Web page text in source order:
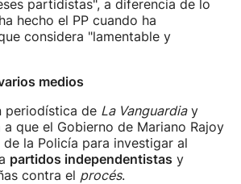
partidistas", a diferencia de lo
hecho el PP cuando ha
considera "lamentable y
medios
periodística de La Vanguardiay
que el Gobierno de Mariano Rajoy
la Policía para investigar al
partidos independentistas y
contra el procés.